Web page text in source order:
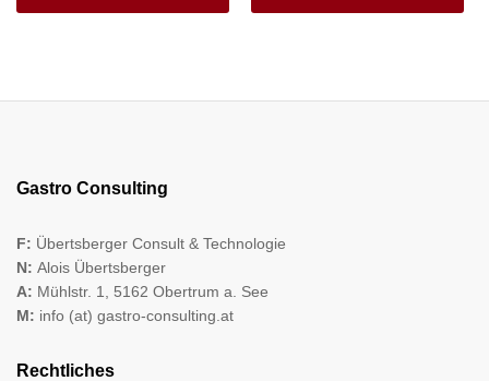
Gastro Consulting
F: Übertsberger Consult & Technologie
N: Alois Übertsberger
A: Mühlstr. 1, 5162 Obertrum a. See
M: info (at) gastro-consulting.at
Rechtliches